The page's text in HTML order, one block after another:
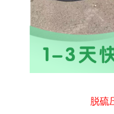
脱硫